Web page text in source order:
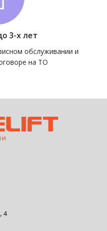
3-х лет
обслуживании и
на ТО
4